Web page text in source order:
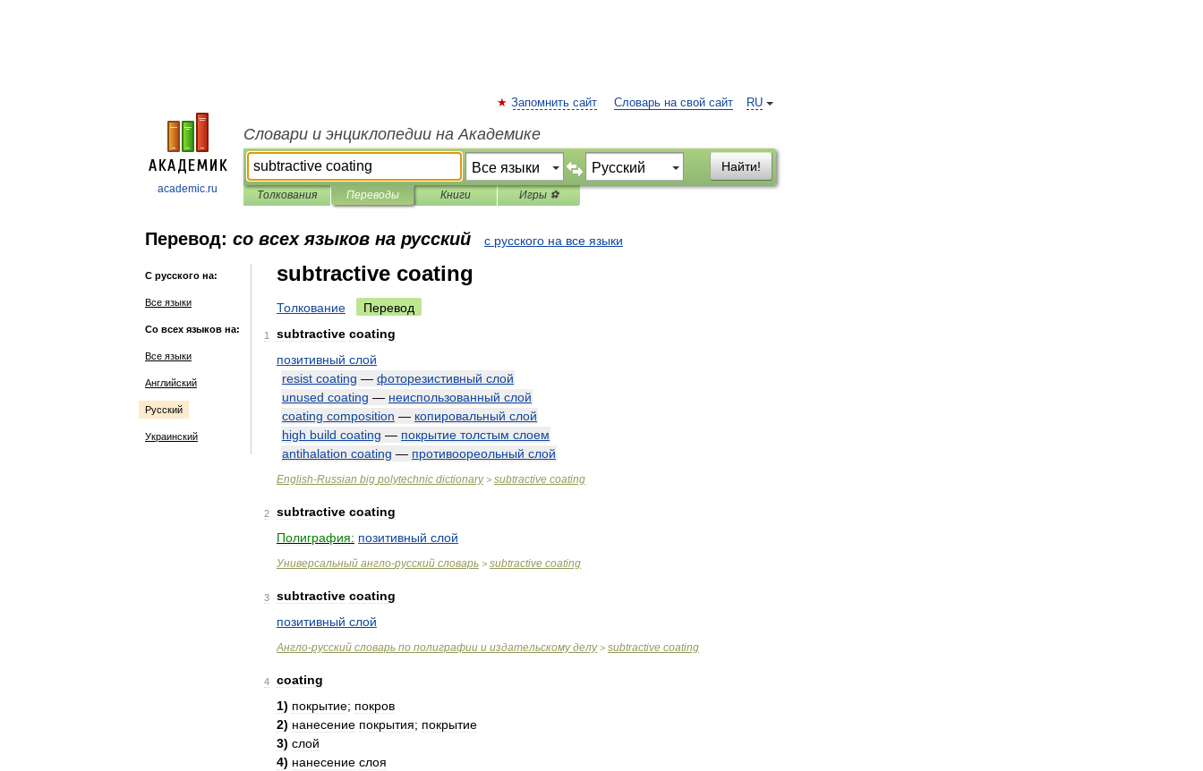
academic.ru
RU
Запомнить сайт Словарь на свой сайт
Словари и энциклопедии на Академике
Найти!
Толкования Переводы Книги Игры ⚽
Перевод: со всех языков на русский с русского на все языки
С русского на:
Все языки
Со всех языков на:
Все языки
Английский
Русский
Украинский
subtractive coating
Толкование Перевод
1 subtractive coating
позитивный слой
resist coating — фоторезистивный слой
unused coating — неиспользованный слой
coating composition — копировальный слой
high build coating — покрытие толстым слоем
antihalation coating — противоореольный слой
English-Russian big polytechnic dictionary> subtractive coating
2 subtractive coating
Полиграфия: позитивный слой
Универсальный англо-русский словарь > subtractive coating
3 subtractive coating
позитивный слой
Англо-русский словарь по полиграфии и издательскому делу> subtractive coating
4
coating
1) покрытие; покров
2) нанесение покрытия; покрытие
3) слой
4) нанесение слоя